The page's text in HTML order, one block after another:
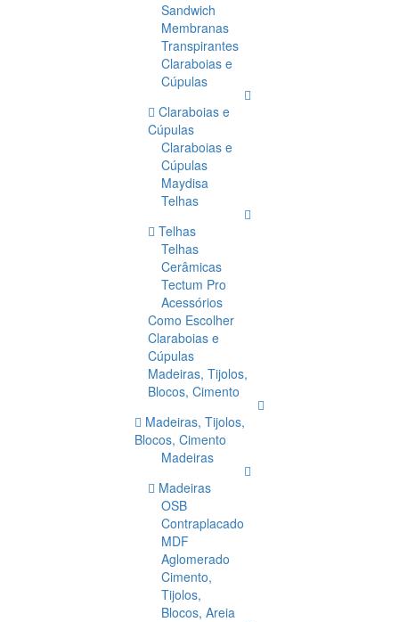
Sandwich
Membranas
Transpirantes
Claraboias e
Cúpulas
Claraboias e
Cúpulas
Claraboias e
Cúpulas
Maydisa
Telhas
Telhas
Telhas
Cerâmicas
Tectum Pro
Acessórios
Como Escolher
Claraboias e
Cúpulas
Madeiras, Tijolos,
Blocos, Cimento
Madeiras, Tijolos,
Blocos, Cimento
Madeiras
Madeiras
OSB
Contraplacado
MDF
Aglomerado
Cimento,
Tijolos,
Blocos, Areia